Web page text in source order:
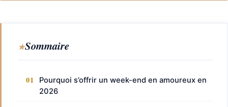
Sommaire
Pourquoi s’offrir un week-end en amoureux en
2026